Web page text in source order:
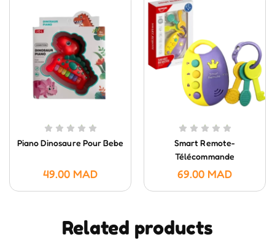
Piano Dinosaure Pour Bebe
49.00 MAD
Smart Remote-
Télécommande
Intelligente- HUANGER
69.00 MAD
Related products